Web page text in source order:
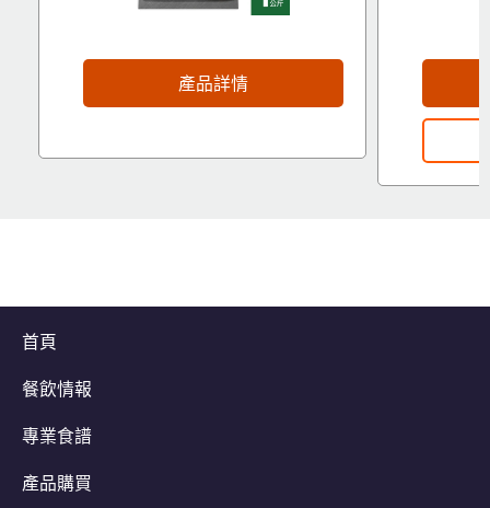
產品詳情
首頁
餐飲情報
專業食譜
產品購買